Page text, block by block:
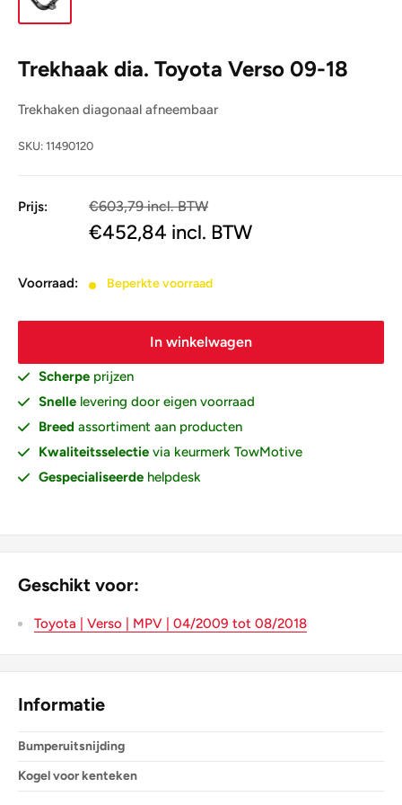
Trekhaak dia. Toyota Verso 09-18
Trekhaken diagonaal afneembaar
SKU: 11490120
Prijs: €603,79 incl. BTW
€452,84 incl. BTW
Voorraad: Beperkte voorraad
In winkelwagen
Scherpe prijzen
Snelle levering door eigen voorraad
Breed assortiment aan producten
Kwaliteitsselectievia keurmerk TowMotive
Gespecialiseerde helpdesk
Geschikt voor:
Toyota | Verso | MPV | 04/2009 tot 08/2018
Informatie
Bumperuitsnijding
Kogel voor kenteken